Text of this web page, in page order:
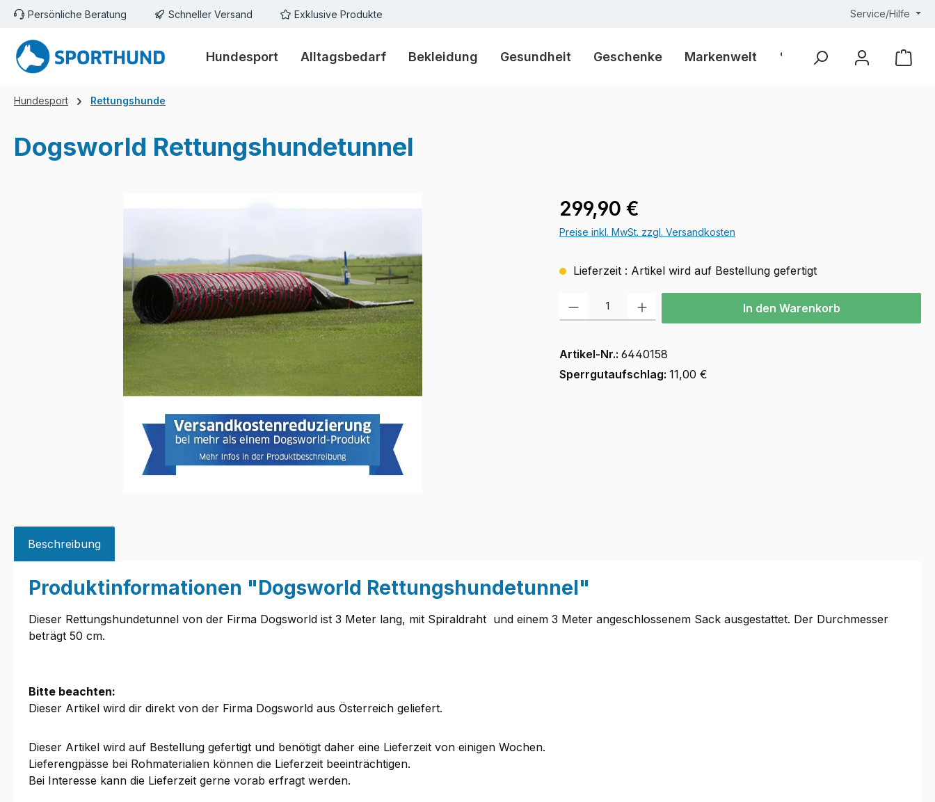
Hauptinhalt springen
Zur Suche springen
Zur Hauptnavigation springen
Persönliche Beratung Schneller Versand Exklusive Produkte Service/Hilfe
Hundesport Alltagsbedarf Bekleidung Gesundheit Geschenke Markenwelt % Outlet %
Hundesport Rettungshunde
Dogsworld Rettungshundetunnel
Regulärer Preis:
299,90 €
Preise inkl. MwSt. zzgl. Versandkosten
Lieferzeit : Artikel wird auf Bestellung gefertigt
Produkt Anzahl: Gib den gewünschten Wert ein oder benutze die Schaltflächen
In den Warenkorb
Artikel-Nr.: 6440158
Sperrgutaufschlag: 11,00 €
Beschreibung
Produktinformationen "Dogsworld Rettungshundetunnel"
Dieser Rettungshundetunnel von der Firma Dogsworld ist 3 Meter lang, mit Spiraldraht und einem 3 Meter angeschlossenem Sack ausgestattet. Der Durchmesser
beträgt 50 cm.
Bitte beachten:
Dieser Artikel wird dir direkt von der Firma Dogsworld aus Österreich geliefert.
Dieser Artikel wird auf Bestellung gefertigt und benötigt daher eine Lieferzeit von einigen Wochen.
Lieferengpässe bei Rohmaterialien können die Lieferzeit beeinträchtigen.
Bei Interesse kann die Lieferzeit gerne vorab erfragt werden.